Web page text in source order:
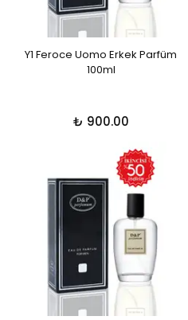
Y1 Feroce Uomo Erkek Parfüm
100ml
₺ 900.00